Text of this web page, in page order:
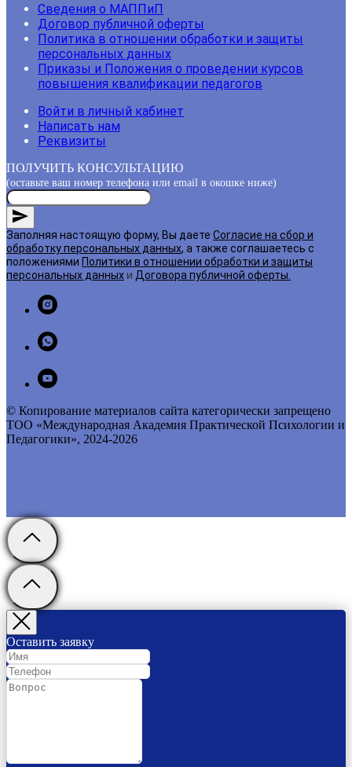
Сведения о МАППиП
Договор публичной оферты
Политика в отношении обработки и защиты
персональных данных
Приказы и Положения о проведении курсов
повышения квалификации педагогов
Войти в личный кабинет
Написать нам
Реквизиты
ПОЛУЧИТЬ КОНСУЛЬТАЦИЮ
(оставьте ваш номер телефона или email в окошке ниже)
Заполняя настоящую форму, Вы даете Согласие на сбор и
обработку персональных данных, а также соглашаетесь с
положениями Политики в отношении обработки и защиты
персональных данныхи Договора публичной оферты
© Копирование материалов сайта категорически запрещено
ТОО «Международная Академия Практической Психологии и
Педагогики», 2024-2026
Оставить заявку